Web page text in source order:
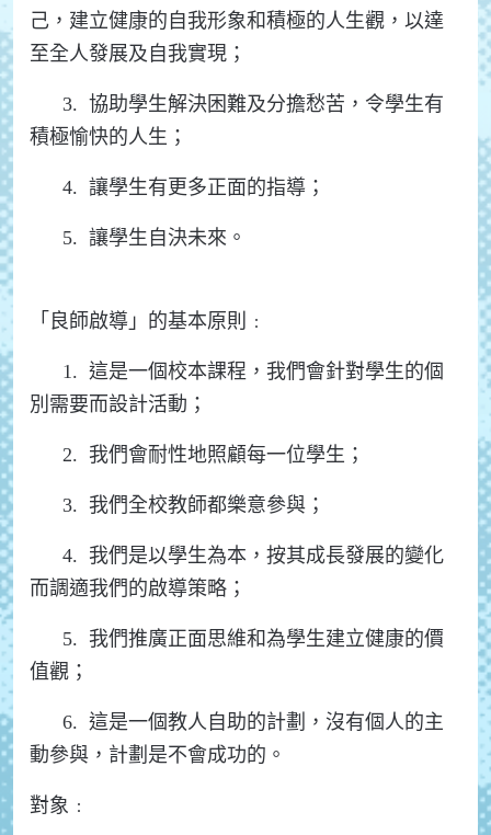
己，建立健康的自我形象和積極的人生觀，以達
至全人發展及自我實現；
3. 協助學生解決困難及分擔愁苦，令學生有
積極愉快的人生；
4. 讓學生有更多正面的指導；
5. 讓學生自決未來。
「良師啟導」的基本原則﹕
1. 這是一個校本課程，我們會針對學生的個
別需要而設計活動；
2. 我們會耐性地照顧每一位學生；
3. 我們全校教師都樂意參與；
4. 我們是以學生為本，按其成長發展的變化
而調適我們的啟導策略；
5. 我們推廣正面思維和為學生建立健康的價
值觀；
6. 這是一個教人自助的計劃，沒有個人的主
動參與，計劃是不會成功的。
對象﹕